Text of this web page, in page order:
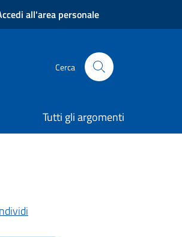
all'area personale
Cerca
Tutti gli argomenti